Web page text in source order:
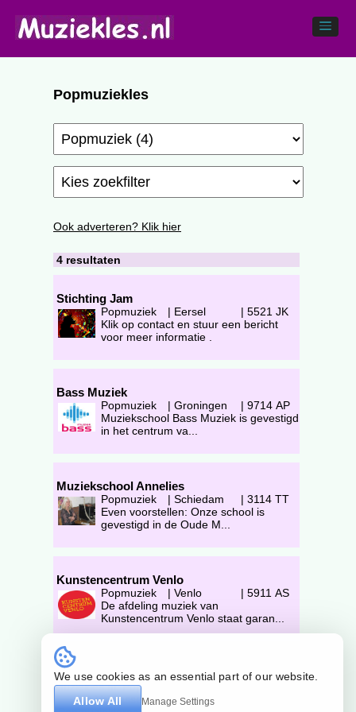
Popmuziekles
Ook adverteren? Klik hier
4 resultaten
Stichting Jam
Popmuziek | Eersel | 5521 JK
Klik op contact en stuur een bericht
voor meer informatie .
Bass Muziek
Popmuziek | Groningen | 9714 AP
Muziekschool Bass Muziek is gevestigd
in het centrum va...
Muziekschool Annelies
Popmuziek | Schiedam | 3114 TT
Even voorstellen: Onze school is
gevestigd in de Oude M...
Kunstencentrum Venlo
Popmuziek | Venlo | 5911 AS
De afdeling muziek van
Kunstencentrum Venlo staat garan...
Op zoek naar Popmuziekles? Je vindt het op
Muziekles.nl. Popmuziekdocenten voor Kinderen
en Volwassenen. Popmuzieklessen in .
We use cookies as an essential part of our website.
Allow All
Manage Settings